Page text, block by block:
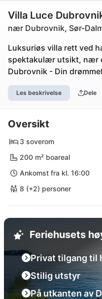
Villa Luce
nær Dubrovnik, Sør-
Luksuriøs villa rett ved
spektakulær utsikt, nær
Dubrovnik - Din
Les beskrivelse Dele
Oversikt
3 soverom
200 m² boareal
Ankomst fra kl. 16:00
8 (+2) personer
Feriehusets
Privat tilgang til
Stilig utstyr
På utkanten av